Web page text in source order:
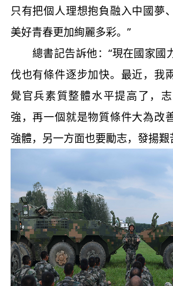
只有把個人理想抱負融入中國夢
美好青春更加絢麗多彩。”
總書記告訴他：“現在國家國
伐也有條件逐步加快。最近，我
覺官兵素質整體水平提高了，
強，再一個就是物質條件大為改
強體，另一方面也要勵志，發揚艱